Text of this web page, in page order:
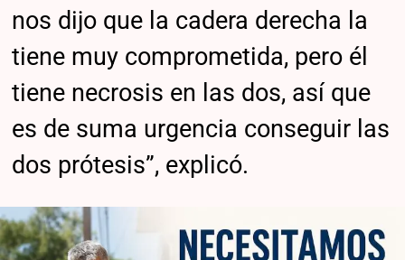
nos dijo que la cadera derecha la
tiene muy comprometida, pero él
tiene necrosis en las dos, así que
es de suma urgencia conseguir las
dos prótesis”, explicó.